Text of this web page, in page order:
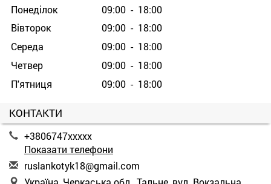
Понеділок
09:00 - 18:00
Вівторок
09:00 - 18:00
Середа
09:00 - 18:00
Четвер
09:00 - 18:00
П'ятниця
09:00 - 18:00
КОНТАКТИ
+3806747xxxxx
Показати телефони
ruslankotyk18@gmail.com